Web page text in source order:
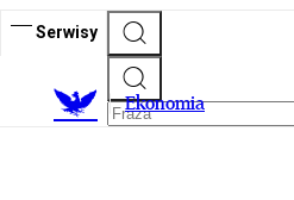
Serwisy
Ekonomia